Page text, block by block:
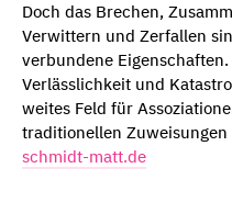
Doch das Brechen,
Verwittern und Zerfallen
verbundene
Verlässlichkeit und
weites Feld für
traditionellen Zuweisungen
schmidt-matt.de